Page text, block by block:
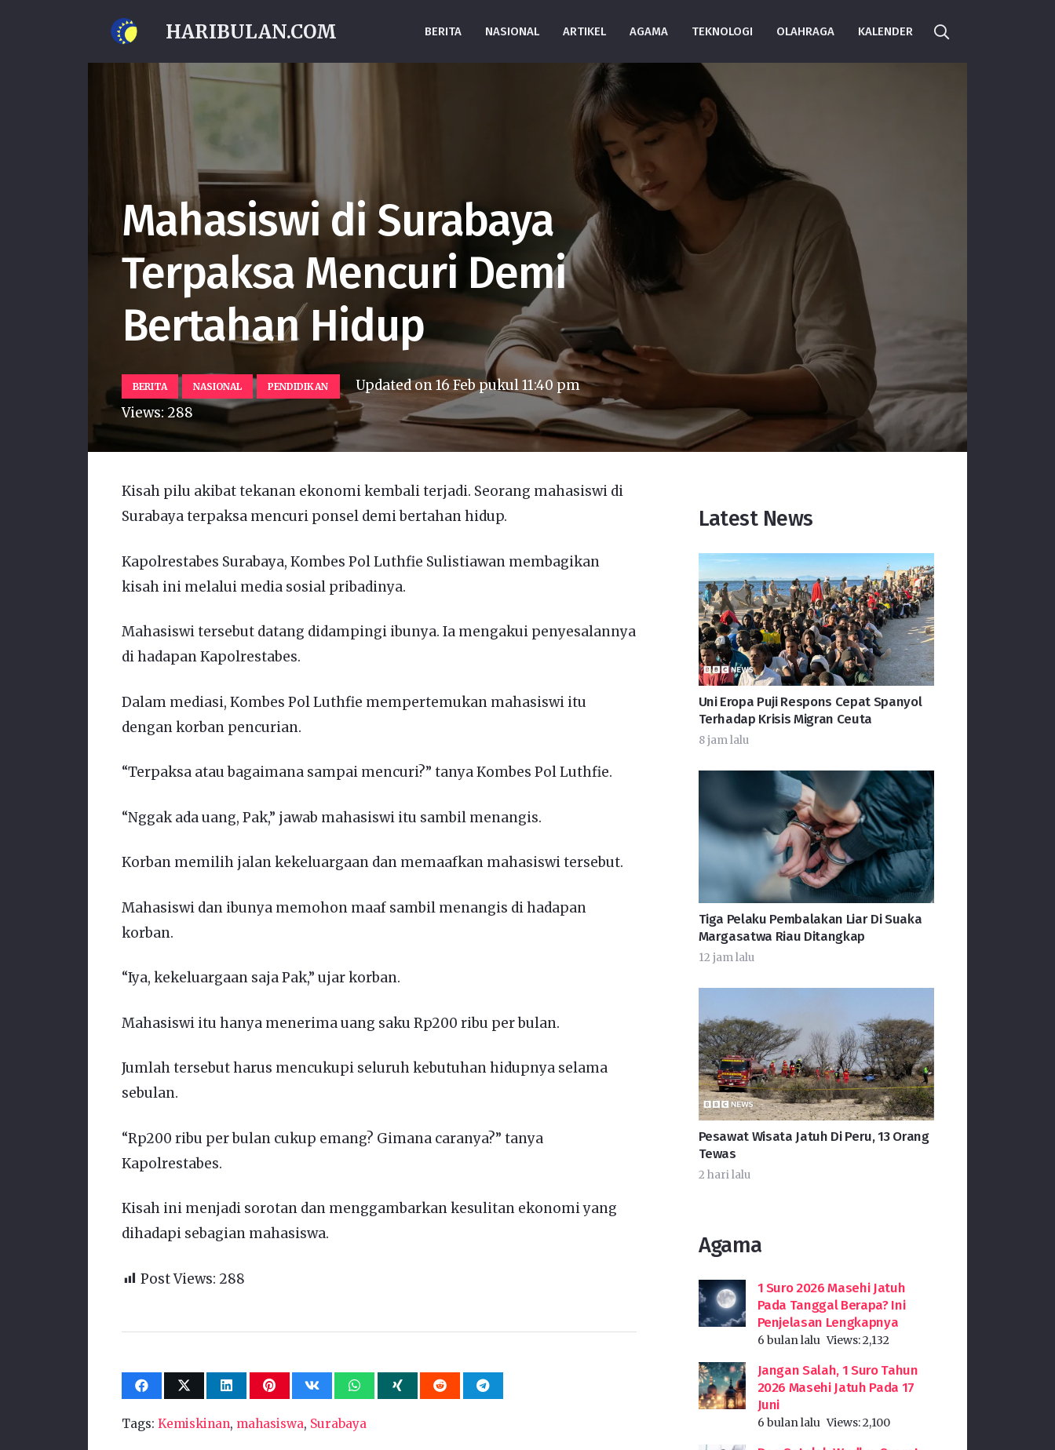
HARIBULAN.COM BERITA NASIONAL ARTIKEL AGAMA TEKNOLOGI OLAHRAGA KALENDER
Mahasiswi di Surabaya
Terpaksa Mencuri Demi
Bertahan Hidup
BERITA NASIONAL PENDIDIKAN Updated on16 Feb pukul 11:40 pm
Views: 288
Kisah pilu akibat tekanan ekonomi kembali terjadi. Seorang mahasiswi di
Surabaya terpaksa mencuri ponsel demi bertahan hidup.
Kapolrestabes Surabaya, Kombes Pol Luthfie Sulistiawan membagikan
kisah ini melalui media sosial pribadinya.
Mahasiswi tersebut datang didampingi ibunya. Ia mengakui penyesalannya
di hadapan Kapolrestabes.
Dalam mediasi, Kombes Pol Luthfie mempertemukan mahasiswi itu
dengan korban pencurian.
“Terpaksa atau bagaimana sampai mencuri?” tanya Kombes Pol Luthfie.
“Nggak ada uang, Pak,” jawab mahasiswi itu sambil menangis.
Korban memilih jalan kekeluargaan dan memaafkan mahasiswi tersebut.
Mahasiswi dan ibunya memohon maaf sambil menangis di hadapan
korban.
“Iya, kekeluargaan saja Pak,” ujar korban.
Mahasiswi itu hanya menerima uang saku Rp200 ribu per bulan.
Jumlah tersebut harus mencukupi seluruh kebutuhan hidupnya selama
sebulan.
“Rp200 ribu per bulan cukup emang? Gimana caranya?” tanya
Kapolrestabes.
Kisah ini menjadi sorotan dan menggambarkan kesulitan ekonomi yang
dihadapi sebagian mahasiswa.
Post Views: 288
Tags: Kemiskinan, mahasiswa, Surabaya
Latest News
Uni Eropa Puji Respons Cepat Spanyol
Terhadap Krisis Migran Ceuta
8 jam lalu
Tiga Pelaku Pembalakan Liar Di Suaka
Margasatwa Riau Ditangkap
12 jam lalu
Pesawat Wisata Jatuh Di Peru, 13 Orang
Tewas
2 hari lalu
Agama
1 Suro 2026 Masehi Jatuh
Pada Tanggal Berapa? Ini
Penjelasan Lengkapnya
6 bulan lalu Views:2,132
Jangan Salah, 1 Suro Tahun
2026 Masehi Jatuh Pada 17
Juni
6 bulan lalu Views:2,100